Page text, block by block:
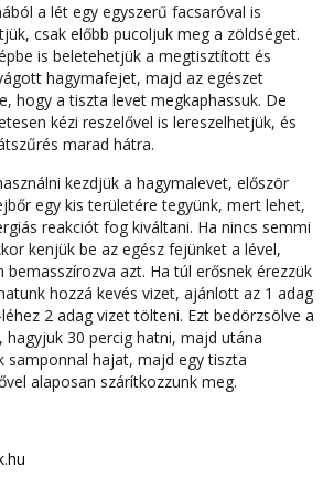
a lét egy egyszerű facsaróval is
csak előbb pucoljuk meg a zöldséget.
is beletehetjük a megtisztított és
hagymafejet, majd az egészet
hogy a tiszta levet megkaphassuk. De
kézi reszelővel is lereszelhetjük, és
marad hátra.
kezdjük a hagymalevet, először
egy kis területére tegyünk, mert lehet,
reakciót fog kiváltani. Ha nincs semmi
kenjük be az egész fejünket a lével,
bemasszírozva azt. Ha túl erősnek érezzük
hozzá kevés vizet, ajánlott az 1 adag
2 adag vizet tölteni. Ezt bedörzsölve a
hagyjuk 30 percig hatni, majd utána
samponnal hajat, majd egy tiszta
alaposan szárítkozzunk meg.